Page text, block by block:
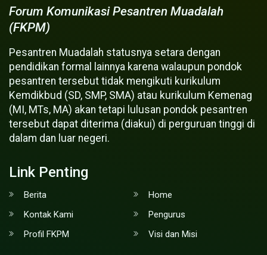
Forum Komunikasi Pesantren Muadalah
(FKPM)
Pesantren Muadalah statusnya setara dengan
pendidikan formal lainnya karena walaupun pondok
pesantren tersebut tidak mengikuti kurikulum
Kemdikbud (SD, SMP, SMA) atau kurikulum Kemenag
(MI, MTs, MA) akan tetapi lulusan pondok pesantren
tersebut dapat diterima (diakui) di perguruan tinggi di
dalam dan luar negeri.
Link Penting
Berita
Home
Kontak Kami
Pengurus
Profil FKPM
Visi dan Misi